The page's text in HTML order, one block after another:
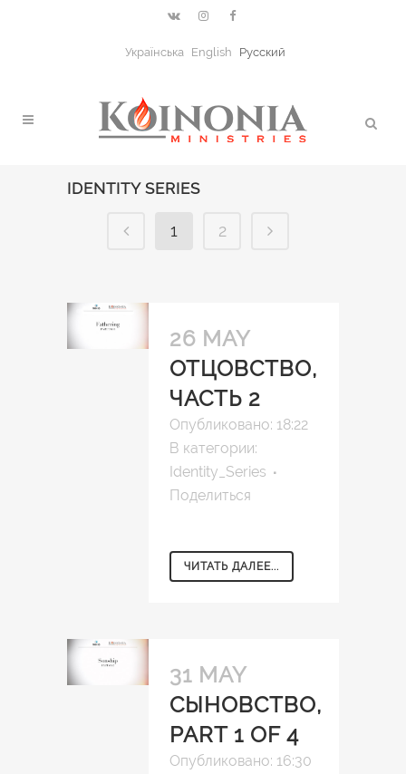
Українська English Русский
IDENTITY SERIES
1 2
26 MAY
ОТЦОВСТВО,
ЧАСТЬ 2
Опубликовано: 18:22
В категории:
Identity_Series
Поделиться
ЧИТАТЬ ДАЛЕЕ...
31 MAY
СЫНОВСТВО,
PART 1 OF 4
Опубликовано: 16:30